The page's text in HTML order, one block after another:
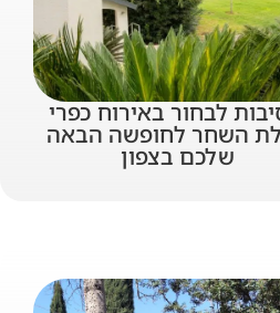
סיבות לבחור באירוח כפרי
השחר לחופשה הבאה
שלכם בצפון